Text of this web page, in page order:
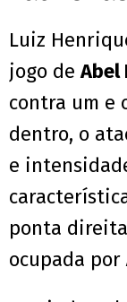
Luiz
jogo deAbel
contra um e
dentro, o
e
ponta
ocupada por